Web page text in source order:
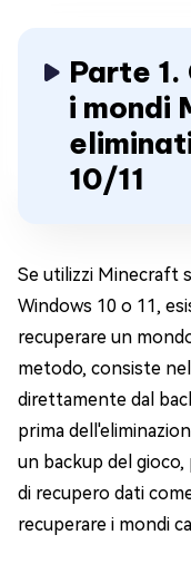
Parte
i mondi
10/11
Se utilizzi Minecraft
Windows 10 o 11,
recuperare un
metodo, consiste
direttamente dal
prima
un backup del
di recupero dati
recuperare i mondi